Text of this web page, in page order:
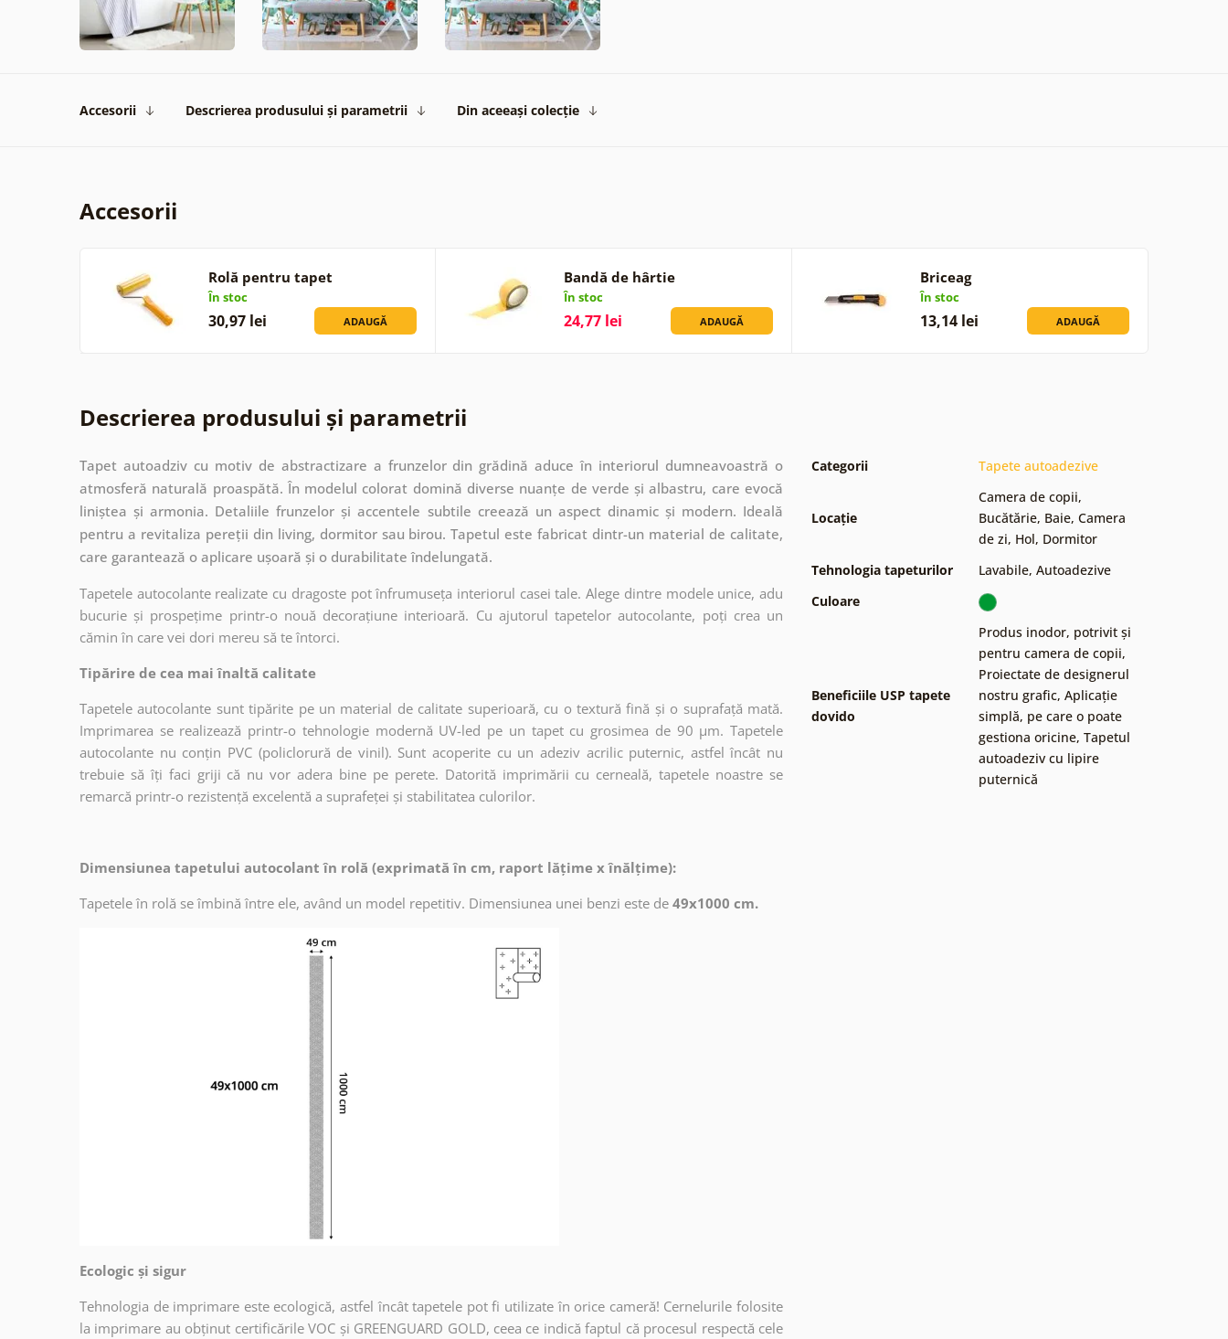
Accesorii Descrierea produsului și parametrii Din aceeași colecție
Accesorii
Rolă pentru tapet
În stoc
30,97 lei ADAUGĂ
Bandă de hârtie
În stoc
24,77 lei ADAUGĂ
Briceag
În stoc
13,14 lei ADAUGĂ
Descrierea produsului și parametrii
Tapet autoadziv cu motiv de abstractizare a frunzelor din grădină aduce în interiorul dumneavoastră o
atmosferă naturală proaspătă. În modelul colorat domină diverse nuanțe de verde și albastru, care evocă
liniștea și armonia. Detaliile frunzelor și accentele subtile creează un aspect dinamic și modern. Ideală
pentru a revitaliza pereții din living, dormitor sau birou. Tapetul este fabricat dintr-un material de calitate,
care garantează o aplicare ușoară și o durabilitate îndelungată.
Tapetele autocolante realizate cu dragoste pot înfrumuseța interiorul casei tale. Alege dintre modele unice, adu
bucurie și prospețime printr-o nouă decorațiune interioară. Cu ajutorul tapetelor autocolante, poți crea un
cămin în care vei dori mereu să te întorci.
Tipărire de cea mai înaltă calitate
Tapetele autocolante sunt tipărite pe un material de calitate superioară, cu o textură fină și o suprafață mată.
Imprimarea se realizează printr-o tehnologie modernă UV-led pe un tapet cu grosimea de 90 µm. Tapetele
autocolante nu conțin PVC (policlorură de vinil). Sunt acoperite cu un adeziv acrilic puternic, astfel încât nu
trebuie să îți faci griji că nu vor adera bine pe perete. Datorită imprimării cu cerneală, tapetele noastre se
remarcă printr-o rezistență excelentă a suprafeței și stabilitatea culorilor.
Dimensiunea tapetului autocolant în rolă (exprimată în cm, raport lățime x înălțime):
Tapetele în rolă se îmbină între ele, având un model repetitiv. Dimensiunea unei benzi este de 49x1000 cm.
Ecologic și sigur
Tehnologia de imprimare este ecologică, astfel încât tapetele pot fi utilizate în orice cameră! Cernelurile folosite
la imprimare au obținut certificările VOC și GREENGUARD GOLD, ceea ce indică faptul că procesul respectă cele
Categorii Tapete autoadezive
Locație
Camera de copii,
Bucătărie, Baie, Camera
de zi, Hol, Dormitor
Tehnologia tapeturilor
Lavabile, Autoadezive
Culoare
Beneficiile USP tapete
dovido
Produs inodor, potrivit și
pentru camera de copii,
Proiectate de designerul
nostru grafic, Aplicație
simplă, pe care o poate
gestiona oricine, Tapetul
autoadeziv cu lipire
puternică